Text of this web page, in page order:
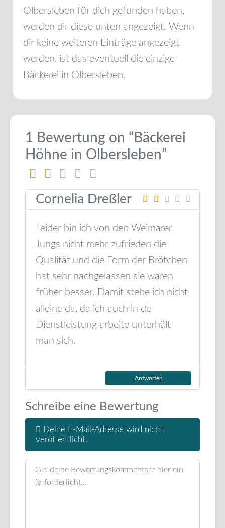
Olbersleben für dich gefunden haben,
werden dir diese unten angezeigt. Wenn
dir keine weiteren Einträge angezeigt
werden, ist das eventuell die einzige
Bäckerei in Olbersleben.
1 Bewertung on “Bäckerei
Höhne in Olbersleben”
Cornelia Dreßler
Leider bin ich von den Weimarer
Jungs nicht mehr zufrieden die
Qualität und die Form der Brötchen
hat sehr nachgelassen sie waren
früher besser. Damit stehe ich nicht
alleine da, da ich auch in de
Dienstleistung arbeite unterhält
man sich.
Antworten
Schreibe eine Bewertung
Deine E-Mail-Adresse wird nicht
veröffentlicht.
Rezensionstext